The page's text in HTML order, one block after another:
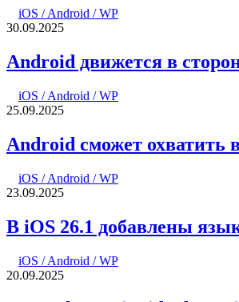
iOS / Android / WP
30.09.2025
Android движется в
iOS / Android / WP
25.09.2025
Android сможет охватить
iOS / Android / WP
23.09.2025
В iOS 26.1 добавлены
iOS / Android / WP
20.09.2025